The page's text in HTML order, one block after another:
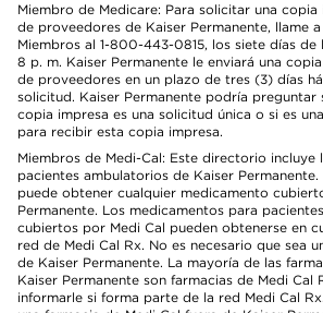
Miembro de Medicare: Para solicitar una
de proveedores de Kaiser Permanente, llame
Miembros al 1-800-443-0815, los siete días de
8 p. m. Kaiser Permanente le enviará una
de proveedores en un plazo de tres (3) días
solicitud. Kaiser Permanente podría preguntar
copia impresa es una solicitud única o si es
para recibir esta copia impresa.
Miembros de Medi-Cal: Este directorio incluye
pacientes ambulatorios de Kaiser Permanente.
puede obtener cualquier medicamento
Permanente. Los medicamentos para
cubiertos por Medi Cal pueden obtenerse en
red de Medi Cal Rx. No es necesario que sea
de Kaiser Permanente. La mayoría de las
Kaiser Permanente son farmacias de Medi Cal
informarle si forma parte de la red Medi Cal